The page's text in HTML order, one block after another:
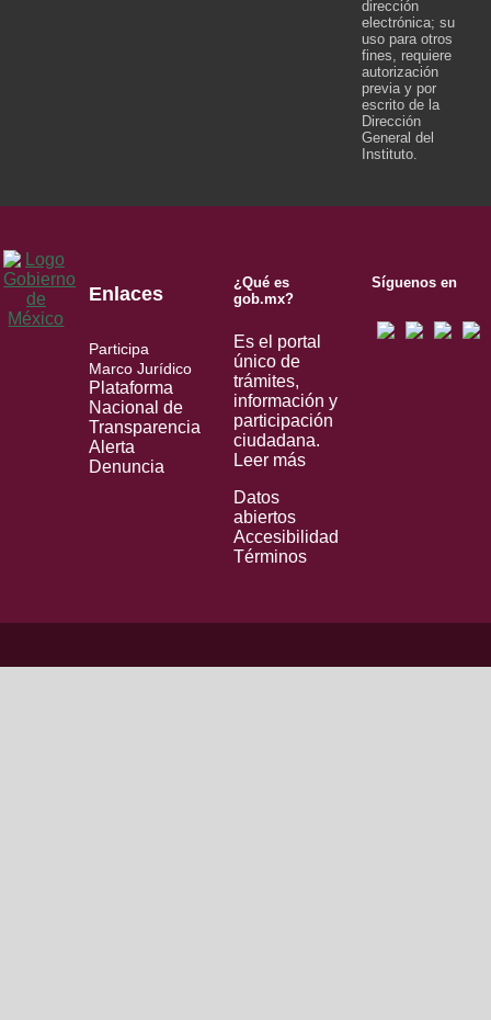
dirección
electrónica; su
uso para otros
fines, requiere
autorización
previa y por
escrito de la
Dirección
General del
Instituto.
Enlaces
Participa
Marco Jurídico
Plataforma
Nacional de
Transparencia
Alerta
Denuncia
¿Qué es
gob.mx?
Es el portal
único de
trámites,
información y
participación
ciudadana.
Leer más
Datos
abiertos
Accesibilidad
Términos
Síguenos en